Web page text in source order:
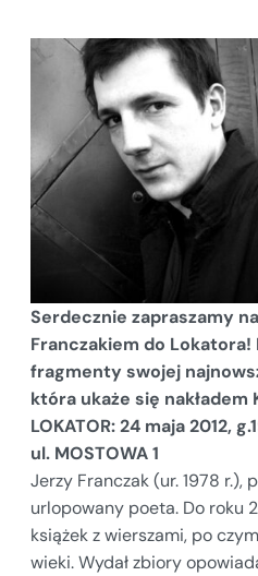
Serdecznie zapraszamy
Franczakiem do
fragmenty swojej
która ukaże się nakładem
LOKATOR: 24 maja 2012,
ul. MOSTOWA 1
Jerzy Franczak (ur. 1978 r.),
urlopowany poeta. Do roku
książek z wierszami, po
wieki. Wydał zbiory